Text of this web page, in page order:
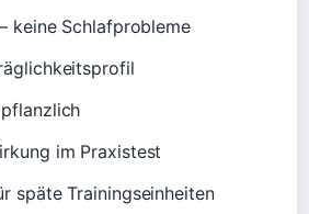
keine Schlafprobleme
im Praxistest
späte Trainingseinheiten